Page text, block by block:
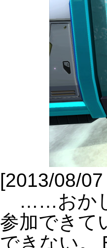
[2013/08/
……おかし
参加でき
できない。